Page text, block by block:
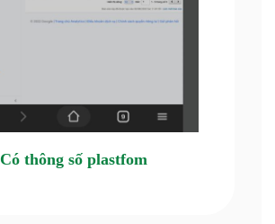
Có thông số plastfom